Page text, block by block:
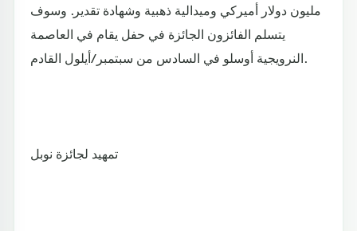
مليون دولار أميركي وميدالية ذهبية وشهادة تقدير. وسوف
يتسلم الفائزون الجائزة في حفل يقام في العاصمة
النرويجية أوسلو في السادس من سبتمبر/أيلول القادم.
تمهيد لجائزة نوبل